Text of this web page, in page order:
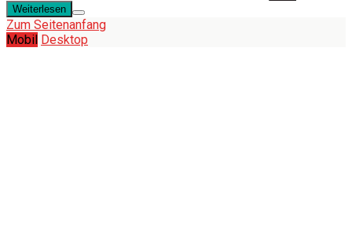
Weiterlesen
Zum Seitenanfang
Mobil Desktop